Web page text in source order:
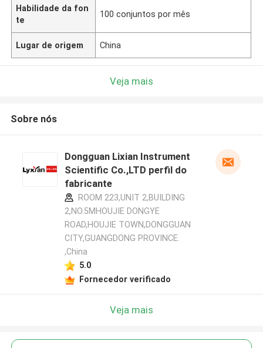
Habilidade da fon
te
100 conjuntos por mês
Lugar de origem China
Veja mais
Sobre nós
Dongguan Lixian Instrument
Scientific Co.,LTD perfil do
fabricante
ROOM 223,UNIT 2,BUILDING
2,NO.5MHOUJIE DONGYE
ROAD,HOUJIE TOWN,DONGGUAN
CITY,GUANGDONG PROVINCE.
,China
5.0
Fornecedor verificado
Veja mais